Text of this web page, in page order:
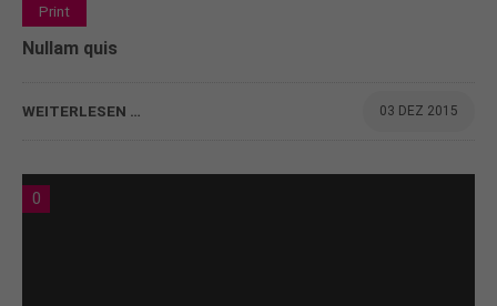
Print
Nullam quis
WEITERLESEN … 03 DEZ 2015
0